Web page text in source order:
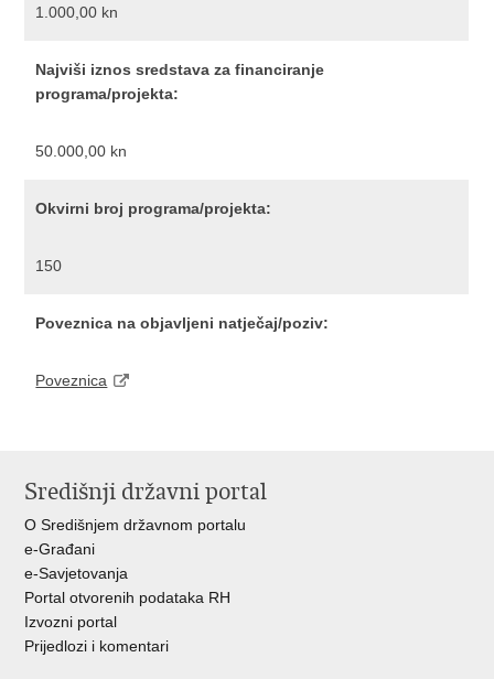
1.000,00 kn
Najviši iznos sredstava za financiranje
programa/projekta:
50.000,00 kn
Okvirni broj programa/projekta:
150
Poveznica na objavljeni natječaj/poziv:
Poveznica
Središnji državni portal
O Središnjem državnom portalu
e-Građani
e-Savjetovanja
Portal otvorenih podataka RH
Izvozni portal
Prijedlozi i komentari